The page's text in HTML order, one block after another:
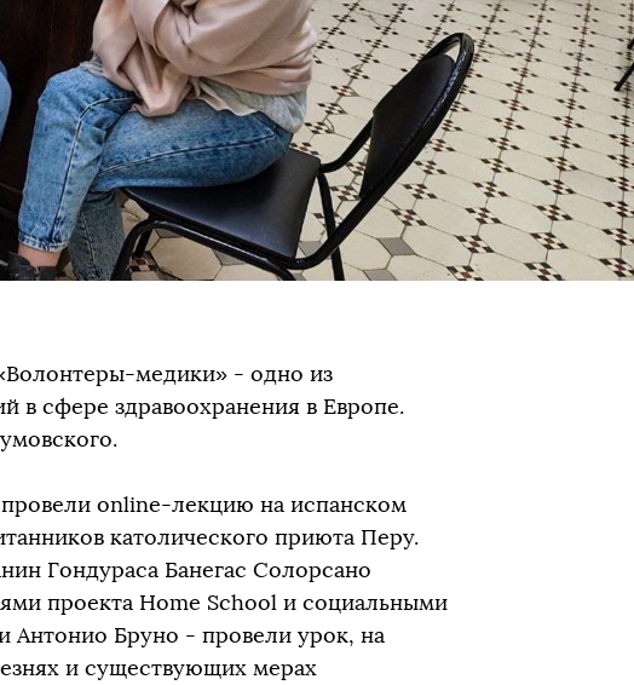
медики» - одно из
в сфере здравоохранения в Европе.
onlinе-лекцию на испанском
католического приюта Перу.
Гондураса Банегас Солорсано
проекта Home School и социальными
Антонио Бруно - провели урок, на
и существующих мерах